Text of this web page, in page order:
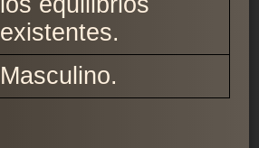
existentes.
Masculino.